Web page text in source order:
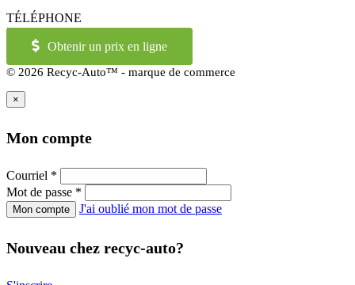
TÉLÉPHONE
514-973-2886OU1-855-421-2886
Obtenir un prix en ligne
© 2026 Recyc-Auto™ - marque de commerce
×
Mon compte
Courriel *
Mot de passe *
J'ai oublié mon mot de passe
Nouveau chez recyc-auto?